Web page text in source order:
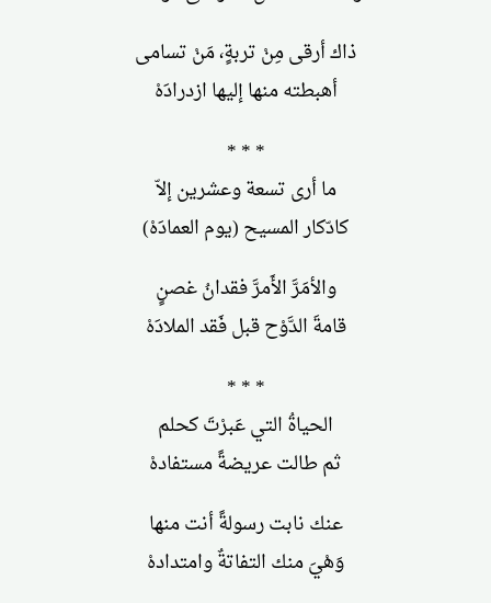
ذاك أرقى مِنْ تربةٍ، مَنْ تسامى
أهبطته منها إليها ازدرادَهْ
* * *
ما أرى تسعة وعشرين إلاّ
كادّكار المسيح (يوم العمادَهْ)
والأمَرَّ الأَمرَّ فقدانُ غصنٍ
قامةَ الدَّوْح قبل فَقد الملادَهْ
* * *
الحياةُ التي عَبرْتَ كحلم
ثم طالت عريضةً مستفادهْ
عنك نابت رسولةً أنت منها
وَهْيَ منك التفاتةٌ وامتدادهْ